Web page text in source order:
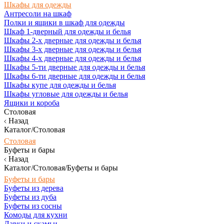
Шкафы для одежды
Антресоли на шкаф
Полки и ящики в шкаф для одежды
Шкаф 1-дверный для одежды и белья
Шкафы 2-х дверные для одежды и белья
Шкафы 3-х дверные для одежды и белья
Шкафы 4-х дверные для одежды и белья
Шкафы 5-ти дверные для одежды и белья
Шкафы 6-ти дверные для одежды и белья
Шкафы купе для одежды и белья
Шкафы угловые для одежды и белья
Ящики и короба
Столовая
Назад
Каталог/Столовая
Столовая
Буфеты и бары
Назад
Каталог/Столовая/Буфеты и бары
Буфеты и бары
Буфеты из дерева
Буфеты из дуба
Буфеты из сосны
Комоды для кухни